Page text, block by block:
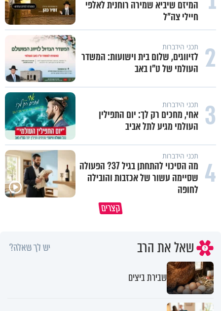
המיזם שיביא שמירה רוחנית לאלפי
חיילי צה"ל
2 תכני הידברות
לזיווגים, שלום בית וישועות: המשדר
העולמי של ט"ו באב
3 תכני הידברות
אחי, מחכים רק לך: יום התפילין
העולמי מגיע לתל אביב
4 תכני הידברות
מה הסיכוי להתחתן בגיל 37? הפעולה
שסיימה עשור של אכזבות והובילה
לחופה
קצרים
תהיו אהרון הכהן - תשכינו שלום
כל קושי שחווית היה ניסיון
שאל את הרב יש לך שאלה?
שבירת ביצים